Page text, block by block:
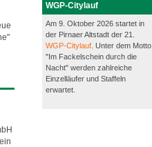
WGP-Citylauf
Am 9. Oktober 2026 startet in
der Pirnaer Altstadt der 21.
WGP-Citylauf . Unter dem Motto
"Im Fackelschein durch die
Nacht" werden zahlreiche
Einzelläufer und Staffeln
erwartet.